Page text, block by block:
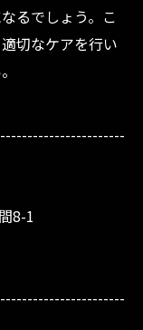
るでしょう。こ
切なケアを行い
8-1